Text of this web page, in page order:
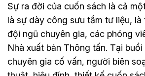
Sự ra đời của cuốn sách là cả
là sự dày công sưu tầm tư liệu, là
đội ngũ chuyên gia, các phóng
Nhà xuất bản Thông tấn. Tại
chuyên gia cố vấn, người biên